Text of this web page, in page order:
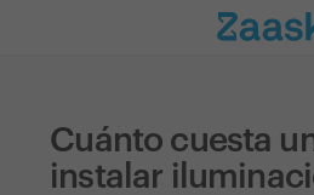
Cuánto cuesta
instalar